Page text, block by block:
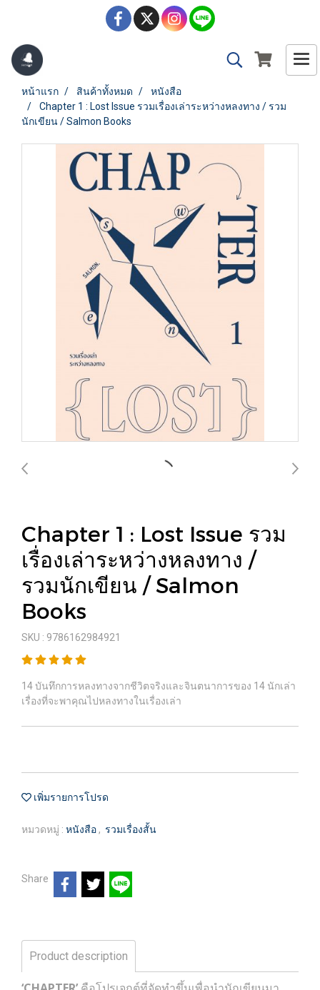
หน้าแรก สินค้าทั้งหมด
หนังสือ
Chapter 1 : Lost Issue รวมเรื่องเล่าระหว่างหลงทาง / รวม
นักเขียน / Salmon Books
Chapter 1 : Lost Issue รวม
เรื่องเล่าระหว่างหลงทาง /
รวมนักเขียน / Salmon
Books
SKU : 9786162984921
14 บันทึกการหลงทางจากชีวิตจริงและจินตนาการของ 14 นักเล่า
เรื่องที่จะพาคุณไปหลงทางในเรื่องเล่า
เพิ่มรายการโปรด
หมวดหมู่ : หนังสือ , รวมเรื่องสั้น
Share
Product description